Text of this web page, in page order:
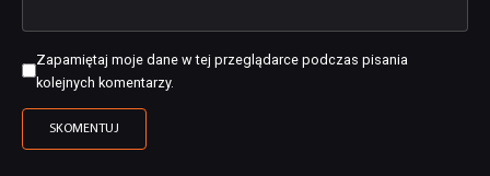
Zapamiętaj moje dane w tej przeglądarce podczas pisania
kolejnych komentarzy.